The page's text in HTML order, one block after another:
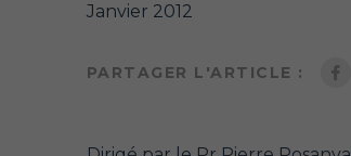
Janvier 2012
PARTAGER L'ARTICLE :